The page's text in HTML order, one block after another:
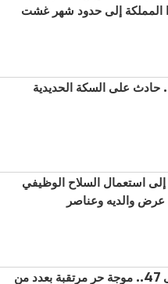
المملكة إلى حدود شهر غشت
على السكة الحديدية
استعمال السلاح الوظيفي
والديه وعناصر
بدرجات ستصل إلى 47.. موجة حر مرتقبة بعدد من